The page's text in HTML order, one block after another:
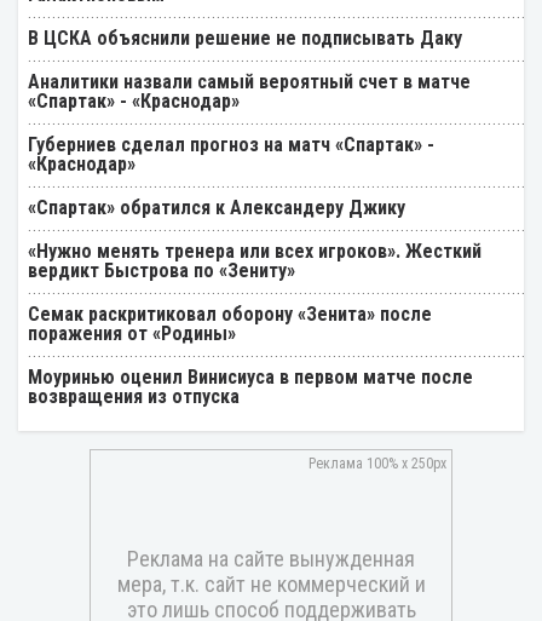
В ЦСКА объяснили решение не подписывать Даку
Аналитики назвали самый вероятный счет в матче
«Спартак» - «Краснодар»
Губерниев сделал прогноз на матч «Спартак» -
«Краснодар»
«Спартак» обратился к Александеру Джику
«Нужно менять тренера или всех игроков». Жесткий
вердикт Быстрова по «Зениту»
Семак раскритиковал оборону «Зенита» после
поражения от «Родины»
Моуринью оценил Винисиуса в первом матче после
возвращения из отпуска